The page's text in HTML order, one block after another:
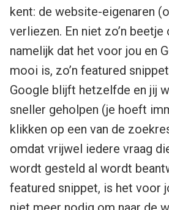
kent: de website-eigenaren
verliezen. En niet zo’n
namelijk dat het voor jou en
mooi is, zo’n featured
Google blijft hetzelfde en jij
sneller geholpen (je hoeft
klikken op een van de
omdat vrijwel iedere vraag
wordt gesteld al wordt
featured snippet, is het voor